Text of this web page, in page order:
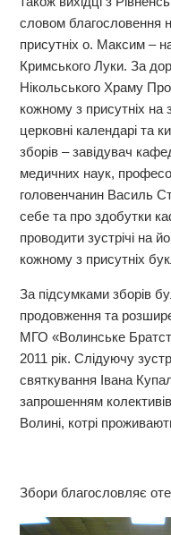
словом благословення
присутніх о. Максим –
Кримського Луки. За
Нікольського Храму
кожному з присутніх на
церковні календарі та
зборів – завідувач
медичних наук,
головенчанин Василь
себе та про здобутки
проводити зустрічі на
кожному з присутніх
За підсумками зборів
продовження та
МГО «Волинське
2011 рік. Слідуючу
святкування Івана
запрошенням
Волині, котрі
Збори благословляє